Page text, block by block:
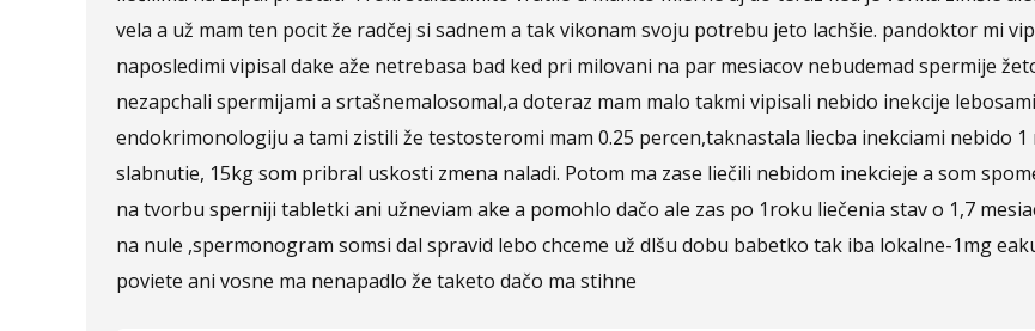
Opíšte prvé 4 písmená zo slova "
vela a už mam ten pocit že radčej si sadnem a tak vikonam svoju potrebu jeto lachšie. pandoktor mi
naposledimi vipisal dake aže netrebasa bad ked pri milovani na par mesiacov nebudemad spermije
nezapchali spermijami a srtašnemalosomal,a doteraz mam malo takmi vipisali nebido inekcije
endokrimonologiju a tami zistili že testosteromi mam 0.25 percen,taknastala liecba inekciami nebido
slabnutie, 15kg som pribral uskosti zmena naladi. Potom ma zase liečili nebidom inekcieje a som
na tvorbu sperniji tabletki ani užneviam ake a pomohlo dačo ale zas po 1roku liečenia stav o 1,7
na nule ,spermonogram somsi dal spravid lebo chceme už dlšu dobu babetko tak iba lokalne-1mg
poviete ani vosne ma nenapadlo že taketo dačo ma stihne